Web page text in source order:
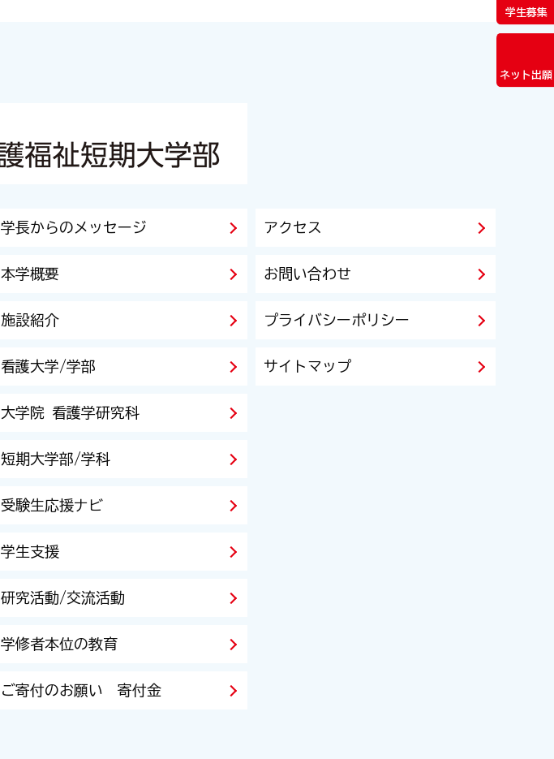
学生募集
ネット出願
学長からのメッセージ
本学概要
施設紹介
看護大学/学部
大学院 看護学研究科
短期大学部/学科
受験生応援ナビ
学生支援
研究活動/交流活動
学修者本位の教育
ご寄付のお願い 寄付金
アクセス
お問い合わせ
プライバシーポリシー
サイトマップ